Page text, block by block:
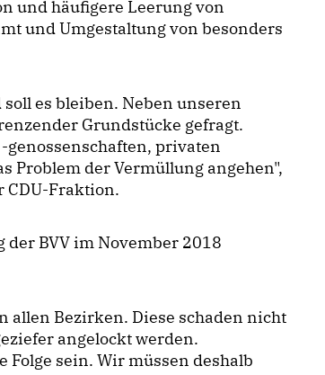
und häufigere Leerung von
und Umgestaltung von besonders
es bleiben. Neben unseren
Grundstücke gefragt.
genossenschaften, privaten
Problem der Vermüllung angehen",
CDU-Fraktion.
BVV im November 2018
allen Bezirken. Diese schaden nicht
angelockt werden.
sein. Wir müssen deshalb